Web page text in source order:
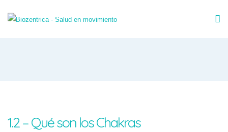
1.2 – Qué son los Chakras